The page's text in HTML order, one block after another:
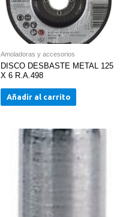
Amoladoras y accesorios
DISCO DESBASTE METAL 125
X 6 R.A.498
Añadir al carrito